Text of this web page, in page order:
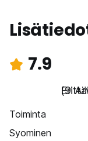
7.9
(9
Toiminta
Syominen